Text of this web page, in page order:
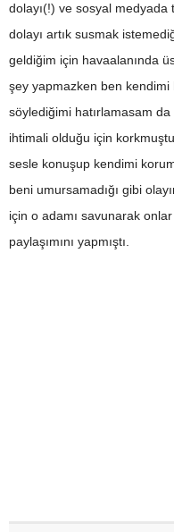
dolayı(!) ve sosyal
dolayı artık susmak
geldiğim için havaalanında
şey yapmazken ben kendimi
söylediğimi hatırlamasam
ihtimali olduğu için
sesle konuşup kendimi
beni umursamadığı gibi
için o adamı savunarak
paylaşımını yapmıştı.